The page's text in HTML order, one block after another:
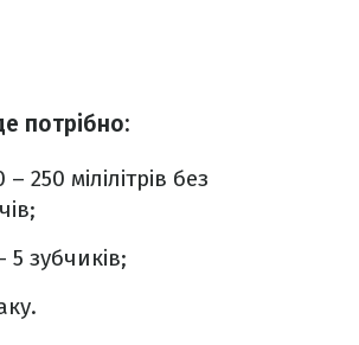
потрібно:
250 мілілітрів без
зубчиків;